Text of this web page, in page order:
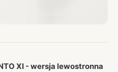
XI - wersja lewostronna